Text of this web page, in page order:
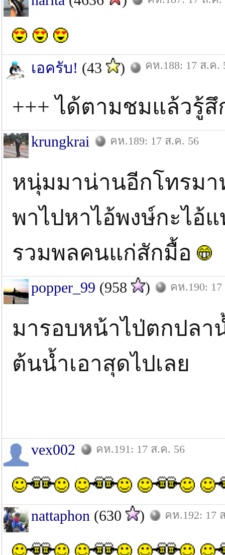
เอครับ! (43 ) คห.188: 17 ส.ค.
+++ ได้ตามชมแล้วรู้
krungkrai คห.189: 17 ส.ค. 56
หนุ่มมาน่านอีกโทรมา
พาไปหาไอ้พงษ์กะไอ้
รวมพลคนแก่สักมื้อ
popper_99 (958 ) คห.190:
มารอบหน้าไป่ตกปล
ต้นน้ำเอาสุดไปเลย
vex002 คห.191: 17 ส.ค. 56
nattaphon (630 ) คห.192: 17